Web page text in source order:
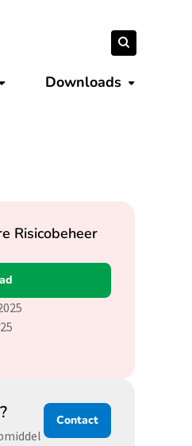
Zoeken
naar:Zoeken
Submenu tonen
Downloads
Risicobeheer
Contact